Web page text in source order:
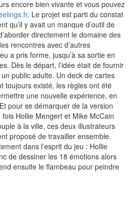
encore bien vivante et vous pouvez
. Le projet est parti du constat
qu’il y avait un manque d’outil de
directement le domaine des
rencontres avec d’autres
a pris forme, jusqu’à sa sortie en
Dès le départ, l’idée était de fournir
public adulte. Un deck de cartes
toujours existé, les règles ont été
une nouvelle expérience, en
pour se démarquer de la version
Hollie Mengert et Mike McCain
à la ville, ces deux illustrateurs
proposé de travailler ensemble.
dans l’esprit du jeu : Hollie
de dessiner les 18 émotions alors
ensuite le flambeau pour peindre